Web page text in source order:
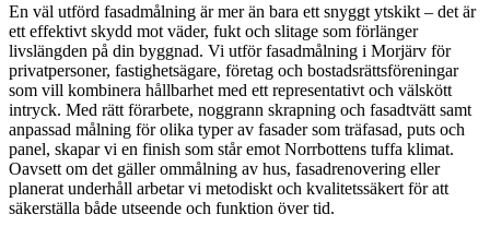
En väl utförd fasadmålning är mer än bara ett snyggt ytskikt – det är
ett effektivt skydd mot väder, fukt och slitage som förlänger
livslängden på din byggnad. Vi utför fasadmålning i Morjärv för
privatpersoner, fastighetsägare, företag och bostadsrättsföreningar
som vill kombinera hållbarhet med ett representativt och välskött
intryck. Med rätt förarbete, noggrann skrapning och fasadtvätt samt
anpassad målning för olika typer av fasader som träfasad, puts och
panel, skapar vi en finish som står emot Norrbottens tuffa klimat.
Oavsett om det gäller ommålning av hus, fasadrenovering eller
planerat underhåll arbetar vi metodiskt och kvalitetssäkert för att
säkerställa både utseende och funktion över tid.